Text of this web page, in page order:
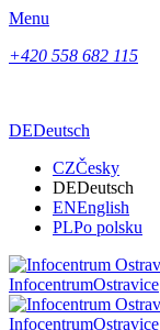
Menu
+420 558 682 115
DEDeutsch
CZČesky
DEDeutsch
ENEnglish
PLPo polsku
InfocentrumOstravice
InfocentrumOstravice